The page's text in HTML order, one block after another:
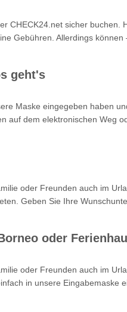
CHECK24.net sicher
Gebühren. Allerdings
geht's
Maske eingegeben haben
auf dem elektronischen Weg
oder Freunden auch im
Geben Sie Ihre
oder
oder Freunden auch im
in unsere Eingabemaske